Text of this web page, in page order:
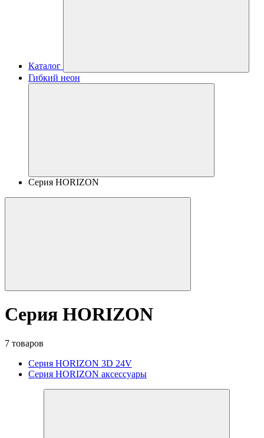
Каталог
Гибкий неон
Серия HORIZON
Серия HORIZON
7 товаров
Серия HORIZON 3D 24V
Серия HORIZON аксессуары